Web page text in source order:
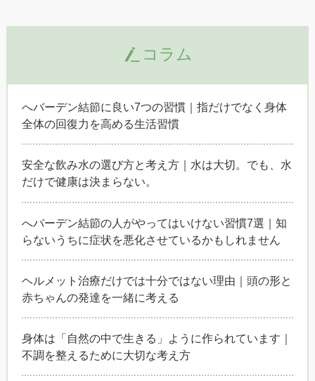
コラム
へバーデン結節に良い7つの習慣｜指だけでなく身体
全体の回復力を高める生活習慣
安全な飲み水の選び方と考え方｜水は大切。でも、水
だけで健康は決まらない。
へバーデン結節の人がやってはいけない習慣7選｜知
らないうちに症状を悪化させているかもしれません
ヘルメット治療だけでは十分ではない理由｜頭の形と
赤ちゃんの発達を一緒に考える
身体は「自然の中で生きる」ように作られています｜
不調を整えるために大切な考え方